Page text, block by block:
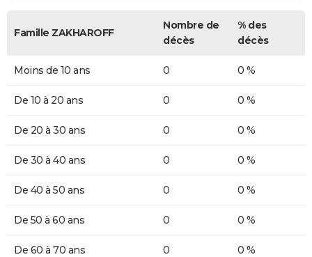
Famille ZAKHAROFF
Nombre de
décès
% des
décès
Moins de 10 ans 0 0 %
De 10 à 20 ans 0 0 %
De 20 à 30 ans 0 0 %
De 30 à 40 ans 0 0 %
De 40 à 50 ans 0 0 %
De 50 à 60 ans 0 0 %
De 60 à 70 ans 0 0 %